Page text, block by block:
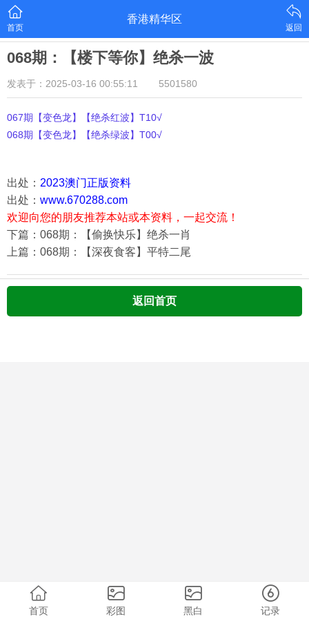
首页
香港精华区
返回
068期：【楼下等你】绝杀一波
发表于：2025-03-16 00:55:11 5501580
067期【变色龙】【绝杀红波】T10√
068期【变色龙】【绝杀绿波】T00√
出处： 2023澳门正版资料
出处： www.670288.com
欢迎向您的朋友推荐本站或本资料，一起交流！
下篇：068期：【偷换快乐】绝杀一肖
上篇：068期：【深夜食客】平特二尾
返回首页
首页 彩图 黑白 记录